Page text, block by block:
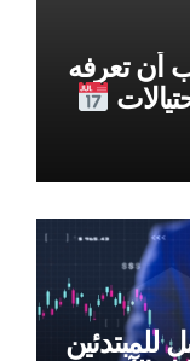
ما يجب أن تعرفه